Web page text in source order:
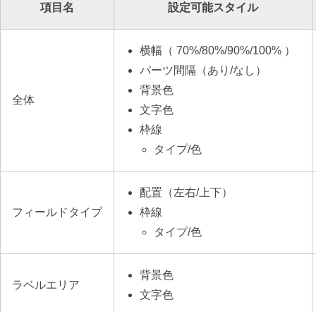
項目名 設定可能スタイル
全体
横幅 （ 70%/80%/90%/100% ）
パーツ間隔（あり/なし）
背景色
文字色
枠線
タイプ/色
フィールドタイプ
配置（左右/上下）
枠線
タイプ/色
ラベルエリア
背景色
文字色